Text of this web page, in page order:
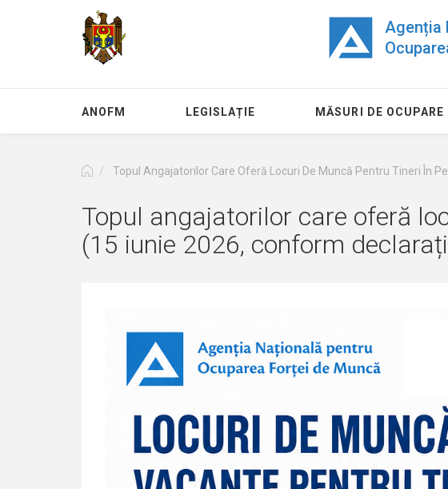
Agenția
ANOFM LEGISLAȚIE MĂSURI DE OCUPARE
Topul Angajatorilor Care Oferă Locuri De Muncă Pentru Tineri În
Topul angajatorilor care oferă
(15 iunie 2026, conform